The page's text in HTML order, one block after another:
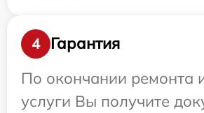
4
Гарантия
По окончании ремонта
услуги Вы получите